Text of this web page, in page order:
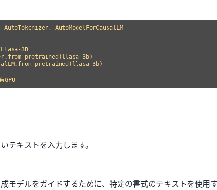
AutoModelForCausalLM
3B'
テキストを入力します。
モデルをガイドするために、特定の書式のテキストを使用